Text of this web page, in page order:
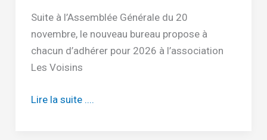
Suite à l’Assemblée Générale du 20
novembre, le nouveau bureau propose à
chacun d’adhérer pour 2026 à l’association
Les Voisins
Les
Lire la suite ....